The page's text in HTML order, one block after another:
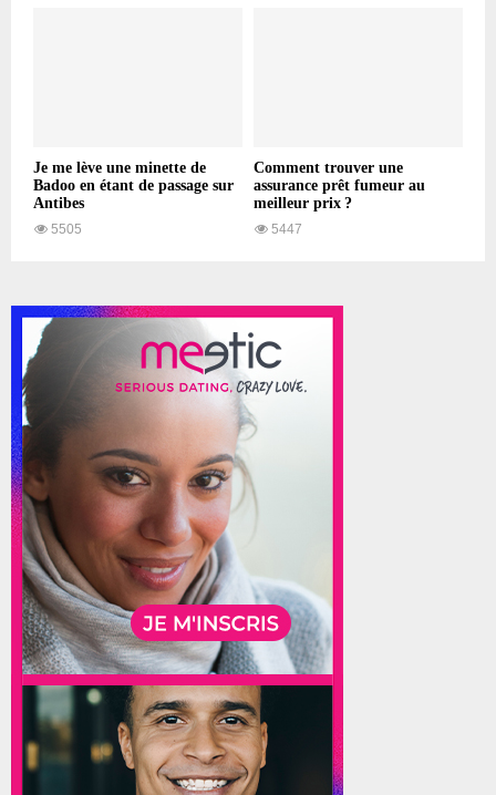
Je me lève une minette de
Badoo en étant de passage sur
Antibes
5505
Comment trouver une
assurance prêt fumeur au
meilleur prix ?
5447